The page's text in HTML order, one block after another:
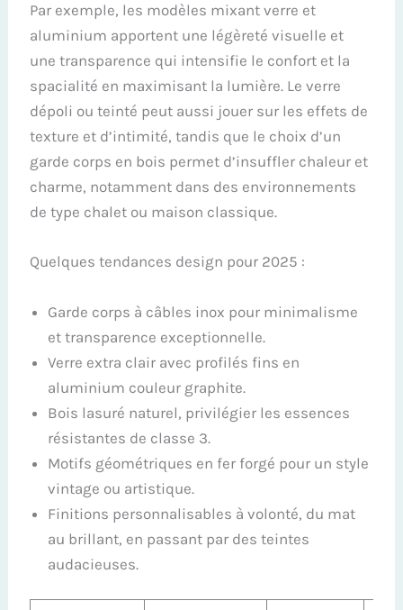
Par exemple, les modèles mixant verre et
aluminium apportent une légèreté visuelle et
une transparence qui intensifie le confort et la
spacialité en maximisant la lumière. Le verre
dépoli ou teinté peut aussi jouer sur les effets de
texture et d’intimité, tandis que le choix d’un
garde corps en bois permet d’insuffler chaleur et
charme, notamment dans des environnements
de type chalet ou maison classique.
Quelques tendances design pour 2025 :
Garde corps à câbles inox pour minimalisme
et transparence exceptionnelle.
Verre extra clair avec profilés fins en
aluminium couleur graphite.
Bois lasuré naturel, privilégier les essences
résistantes de classe 3.
Motifs géométriques en fer forgé pour un style
vintage ou artistique.
Finitions personnalisables à volonté, du mat
au brillant, en passant par des teintes
audacieuses.